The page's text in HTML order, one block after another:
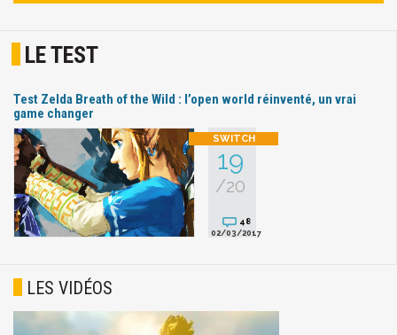
LE TEST
Test Zelda Breath of the Wild : l’open world réinventé, un vrai
game changer
19
/20
48
02/03/2017
LES VIDÉOS